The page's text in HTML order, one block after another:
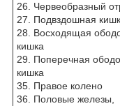
26. Червеобразный
27. Подвздошная
28. Восходящая
кишка
29. Поперечная
кишка
35. Правое колено
36. Половые железы,